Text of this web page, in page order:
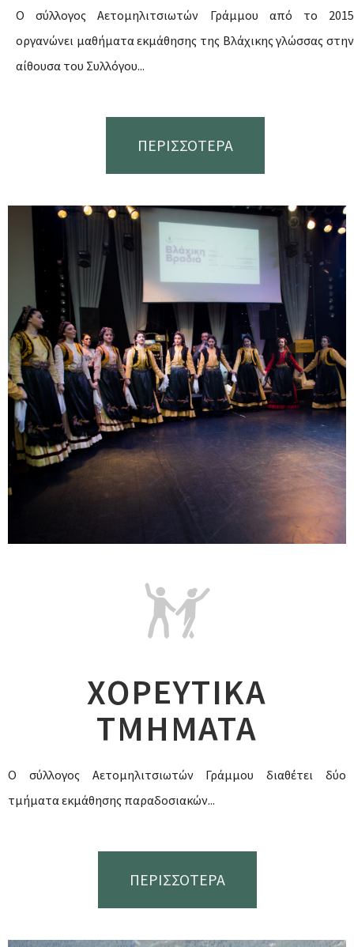
Ο σύλλογος Αετομηλιτσιωτών Γράμμου από το 2015
οργανώνει μαθήματα εκμάθησης της Βλάχικης γλώσσας στην
αίθουσα του Συλλόγου...
ΠΕΡΙΣΣΟΤΕΡΑ
ΧΟΡΕΥΤΙΚΑ
ΤΜΗΜΑΤΑ
Ο σύλλογος Αετομηλιτσιωτών Γράμμου διαθέτει δύο
τμήματα εκμάθησης παραδοσιακών...
ΠΕΡΙΣΣΟΤΕΡΑ